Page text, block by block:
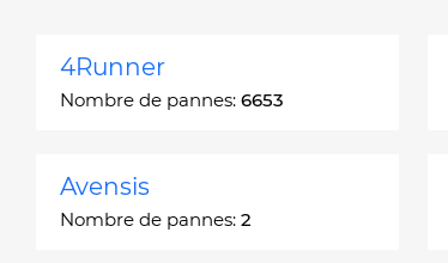
4Runner
Nombre de pannes: 6653
Avensis
Nombre de pannes: 2